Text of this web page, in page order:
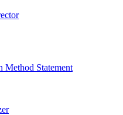
Method Statement